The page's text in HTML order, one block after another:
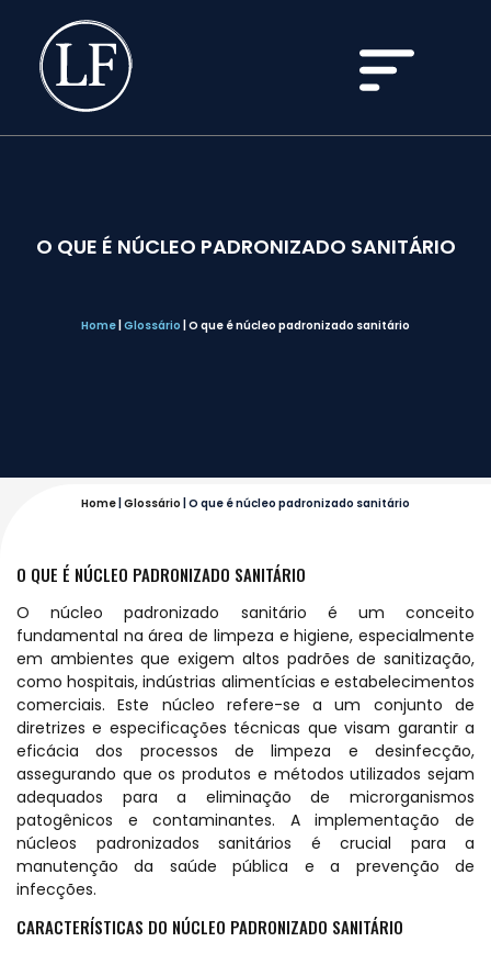
O QUE É NÚCLEO PADRONIZADO SANITÁRIO
Home Glossário O que é núcleo padronizado sanitário
Home Glossário O que é núcleo padronizado sanitário
O QUE É NÚCLEO PADRONIZADO SANITÁRIO
O núcleo padronizado sanitário é um conceito
fundamental na área de limpeza e higiene, especialmente
em ambientes que exigem altos padrões de sanitização,
como hospitais, indústrias alimentícias e estabelecimentos
comerciais. Este núcleo refere-se a um conjunto de
diretrizes e especificações técnicas que visam garantir a
eficácia dos processos de limpeza e desinfecção,
assegurando que os produtos e métodos utilizados sejam
adequados para a eliminação de microrganismos
patogênicos e contaminantes. A implementação de
núcleos padronizados sanitários é crucial para a
manutenção da saúde pública e a prevenção de
infecções.
CARACTERÍSTICAS DO NÚCLEO PADRONIZADO SANITÁRIO